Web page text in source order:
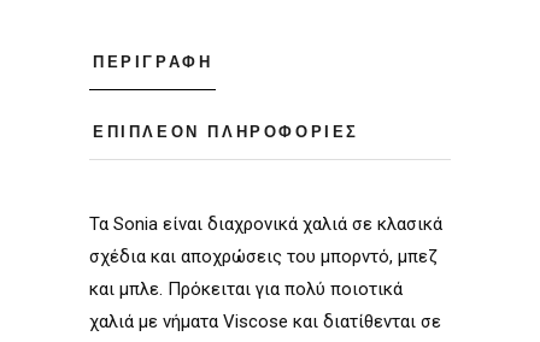
ΠΕΡΙΓΡΑΦΉ
ΕΠΙΠΛΈΟΝ ΠΛΗΡΟΦΟΡΊΕΣ
Τα Sonia είναι διαχρονικά χαλιά σε κλασικά
σχέδια και αποχρώσεις του μπορντό, μπεζ
και μπλε. Πρόκειται για πολύ ποιοτικά
χαλιά με νήματα Viscose και διατίθενται σε